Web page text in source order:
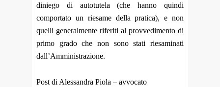
diniego di autotutela (che hanno quindi
comportato un riesame della pratica), e non
quelli generalmente riferiti al provvedimento di
primo grado che non sono stati riesaminati
dall’Amministrazione.
Post di Alessandra Piola – avvocato